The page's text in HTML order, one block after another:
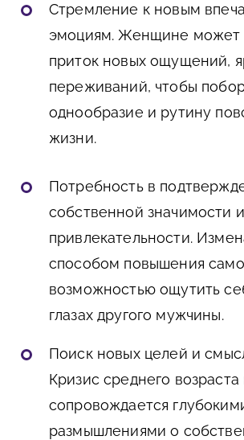
Стремление к новым
эмоциям. Женщине может
приток новых ощущений,
переживаний, чтобы
однообразие и рутину
жизни.
Потребность в
собственной значимости и
привлекательности.
способом повышения
возможностью ощутить
глазах другого мужчины.
Поиск новых целей и
Кризис среднего
сопровождается
размышлениями о